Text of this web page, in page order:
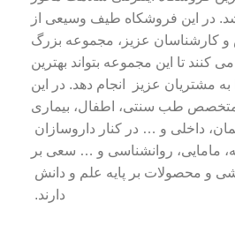
در این فروشکاه طیف وسیعی از
کارشناسان عزیز، مجموعه بزرگ
کنند تا این مجموعه بتواند بهترین
مشتریان عزیز انجام دهد. در این
طب سنتی، اطفال، بیماری
داخلی و … در کنار داروسازان
مامایی، روانشناسی و … سعی بر
و محصولات بر پایه علم و دانش
دارند.